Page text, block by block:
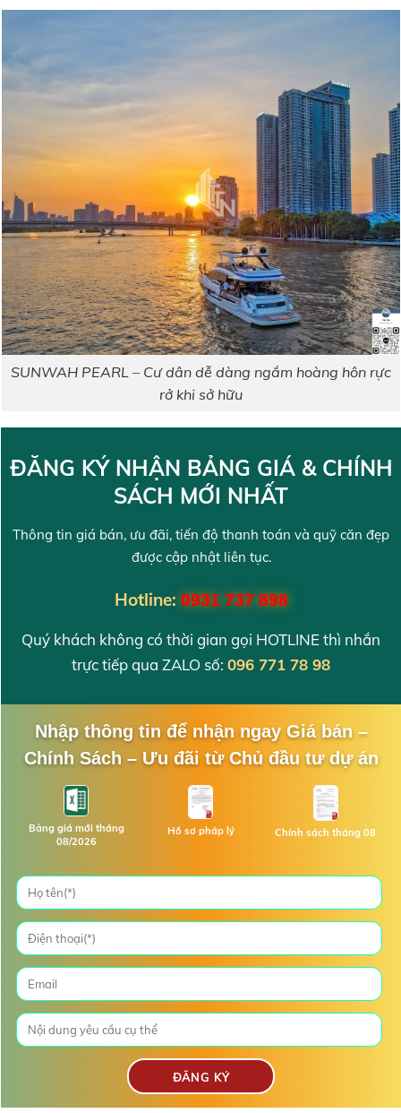
SUNWAH PEARL – Cư dân dễ dàng ngắm hoàng hôn rực
rở khi sở hữu
ĐĂNG KÝ NHẬN BẢNG GIÁ & CHÍNH
SÁCH MỚI NHẤT
Thông tin giá bán, ưu đãi, tiến độ thanh toán và quỹ căn đẹp
được cập nhật liên tục.
Hotline:0931 737 898
Quý khách không có thời gian gọi HOTLINE thì nhắn
trực tiếp qua ZALO số: 096 771 78 98
Nhập thông tin để nhận ngay Giá bán –
Chính Sách – Ưu đãi từ Chủ đầu tư dự án
Bảng giá mới tháng
08/2026
Hồ sơ pháp lý Chính sách tháng 08